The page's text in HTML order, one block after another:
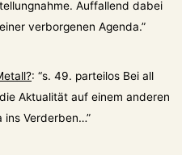
Auffallend dabei
verborgenen Agenda.”
: “s. 49. parteilos Bei all
Aktualität auf einem anderen
ins Verderben…”